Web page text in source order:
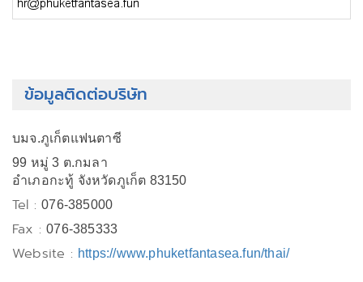
ข้อมูลติดต่อบริษัท
บมจ.ภูเก็ตแฟนตาซี
99 หมู่ 3 ต.กมลา
อำเภอกะทู้ จังหวัดภูเก็ต 83150
Tel :076-385000
Fax :076-385333
Website : https://www.phuketfantasea.fun/thai/